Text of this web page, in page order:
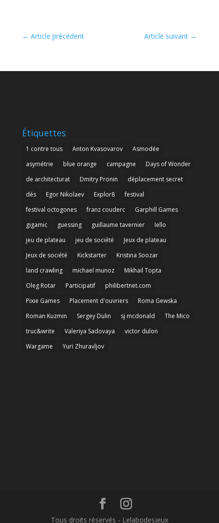
← Article précédent Article suivant →
Étiquettes
1 contre tous Anton Kvasovarov
Asmodée
asymétrie
blue orange campagne
Days of Wonder
de architecturat
Dmitry Pronin
déplacement secret
dés
Egor Nikolaev Explor8
festival
festival octogones
franz couderc
Garphill Games
gigamic
guessing guillaume tavernier
Iello
jeu de plateau
jeu de société
Jeux de plateau
Jeux de société
Kickstarter
Kristina Soozar
land crawling
michael munoz
Mikhail Topta
Oleg Rotar
Participatif
philibertnet.com
Pixie Games
Placement d'ouvriers
Roma Gewska
Roman Kuzmin
Sergey Dulin sj mcdonald
The Mico
truc&write
Valeriya Sadovaya
victor dulon
Wargame
Yuri Zhuravljov
Tous droits réservés - Lelabodesjeux